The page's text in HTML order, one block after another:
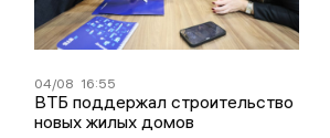
04/08 16:55
ВТБ поддержал строительство
новых жилых домов